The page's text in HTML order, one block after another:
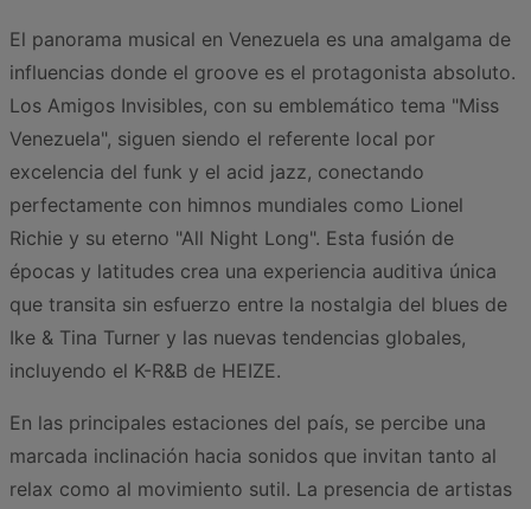
El panorama musical en Venezuela es una amalgama de
influencias donde el groove es el protagonista absoluto.
Los Amigos Invisibles, con su emblemático tema "Miss
Venezuela", siguen siendo el referente local por
excelencia del funk y el acid jazz, conectando
perfectamente con himnos mundiales como Lionel
Richie y su eterno "All Night Long". Esta fusión de
épocas y latitudes crea una experiencia auditiva única
que transita sin esfuerzo entre la nostalgia del blues de
Ike & Tina Turner y las nuevas tendencias globales,
incluyendo el K-R&B de HEIZE.
En las principales estaciones del país, se percibe una
marcada inclinación hacia sonidos que invitan tanto al
relax como al movimiento sutil. La presencia de artistas